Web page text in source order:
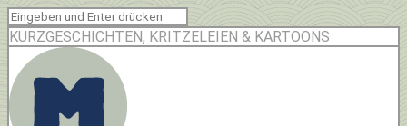
KURZGESCHICHTEN, KRITZELEIEN & KARTOONS